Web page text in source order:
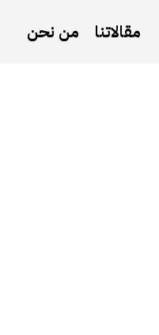
مقالاتنا من نحن